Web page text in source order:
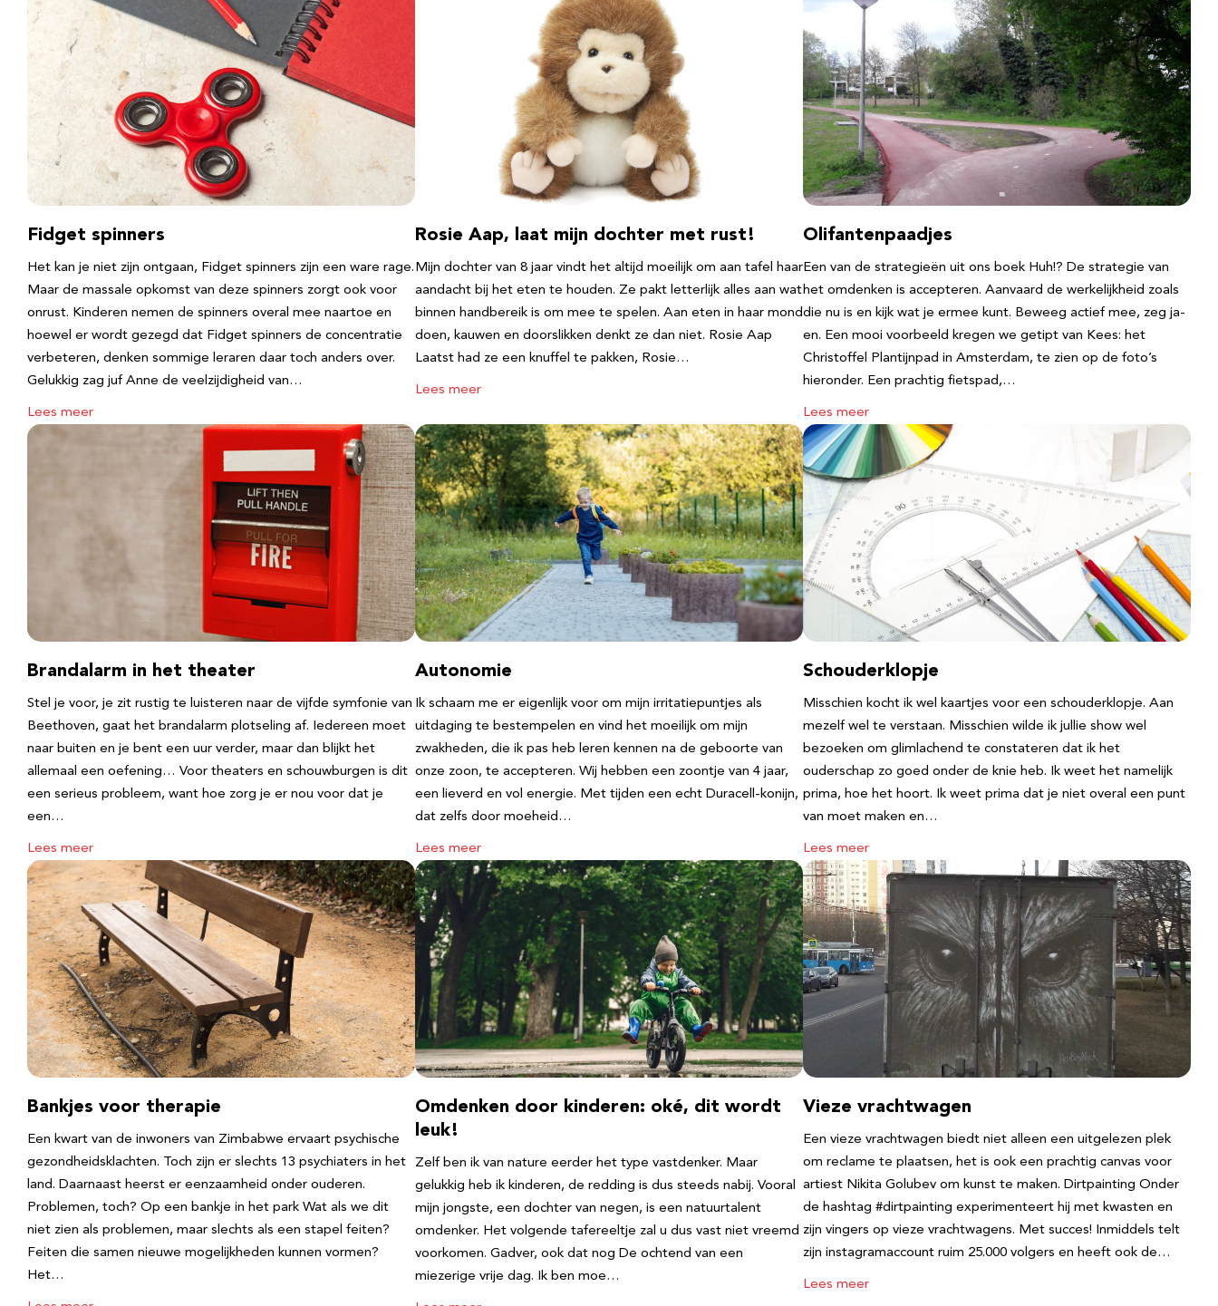
Fidget spinners
Het kan je niet zijn ontgaan, Fidget spinners zijn een ware rage.
Maar de massale opkomst van deze spinners zorgt ook voor
onrust. Kinderen nemen de spinners overal mee naartoe en
hoewel er wordt gezegd dat Fidget spinners de concentratie
verbeteren, denken sommige leraren daar toch anders over.
Gelukkig zag juf Anne de veelzijdigheid van…
Lees meer
Rosie Aap, laat mijn dochter met rust!
Mijn dochter van 8 jaar vindt het altijd moeilijk om aan tafel haar
aandacht bij het eten te houden. Ze pakt letterlijk alles aan wat
binnen handbereik is om mee te spelen. Aan eten in haar mond
doen, kauwen en doorslikken denkt ze dan niet. Rosie Aap
Laatst had ze een knuffel te pakken, Rosie…
Lees meer
Olifantenpaadjes
Een van de strategieën uit ons boek Huh!? De strategie van
het omdenken is accepteren. Aanvaard de werkelijkheid zoals
die nu is en kijk wat je ermee kunt. Beweeg actief mee, zeg ja-
en. Een mooi voorbeeld kregen we getipt van Kees: het
Christoffel Plantijnpad in Amsterdam, te zien op de foto’s
hieronder. Een prachtig fietspad,…
Lees meer
Brandalarm in het theater
Stel je voor, je zit rustig te luisteren naar de vijfde symfonie van
Beethoven, gaat het brandalarm plotseling af. Iedereen moet
naar buiten en je bent een uur verder, maar dan blijkt het
allemaal een oefening… Voor theaters en schouwburgen is dit
een serieus probleem, want hoe zorg je er nou voor dat je
een…
Lees meer
Autonomie
Ik schaam me er eigenlijk voor om mijn irritatiepuntjes als
uitdaging te bestempelen en vind het moeilijk om mijn
zwakheden, die ik pas heb leren kennen na de geboorte van
onze zoon, te accepteren. Wij hebben een zoontje van 4 jaar,
een lieverd en vol energie. Met tijden een echt Duracell-konijn,
dat zelfs door moeheid…
Lees meer
Schouderklopje
Misschien kocht ik wel kaartjes voor een schouderklopje. Aan
mezelf wel te verstaan. Misschien wilde ik jullie show wel
bezoeken om glimlachend te constateren dat ik het
ouderschap zo goed onder de knie heb. Ik weet het namelijk
prima, hoe het hoort. Ik weet prima dat je niet overal een punt
van moet maken en…
Lees meer
Bankjes voor therapie
Een kwart van de inwoners van Zimbabwe ervaart psychische
gezondheidsklachten. Toch zijn er slechts 13 psychiaters in het
land. Daarnaast heerst er eenzaamheid onder ouderen.
Problemen, toch? Op een bankje in het park Wat als we dit
niet zien als problemen, maar slechts als een stapel feiten?
Feiten die samen nieuwe mogelijkheden kunnen vormen?
Het…
Omdenken door kinderen: oké, dit wordt
leuk!
Zelf ben ik van nature eerder het type vastdenker. Maar
gelukkig heb ik kinderen, de redding is dus steeds nabij. Vooral
mijn jongste, een dochter van negen, is een natuurtalent
omdenker. Het volgende tafereeltje zal u dus vast niet vreemd
voorkomen. Gadver, ook dat nog De ochtend van een
miezerige vrije dag. Ik ben moe…
Vieze vrachtwagen
Een vieze vrachtwagen biedt niet alleen een uitgelezen plek
om reclame te plaatsen, het is ook een prachtig canvas voor
artiest Nikita Golubev om kunst te maken. Dirtpainting Onder
de hashtag #dirtpainting experimenteert hij met kwasten en
zijn vingers op vieze vrachtwagens. Met succes! Inmiddels telt
zijn instagramaccount ruim 25.000 volgers en heeft ook de…
Lees meer